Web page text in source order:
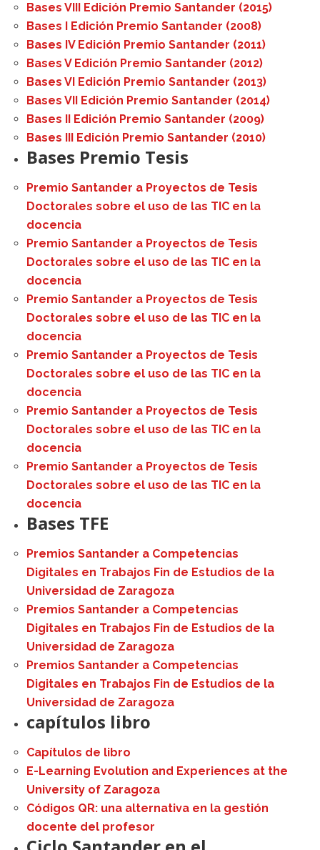
Bases VIII Edición Premio Santander (2015)
Bases I Edición Premio Santander (2008)
Bases IV Edición Premio Santander (2011)
Bases V Edición Premio Santander (2012)
Bases VI Edición Premio Santander (2013)
Bases VII Edición Premio Santander (2014)
Bases II Edición Premio Santander (2009)
Bases III Edición Premio Santander (2010)
Bases Premio Tesis
Premio Santander a Proyectos de Tesis
Doctorales sobre el uso de las TIC en la
docencia
Premio Santander a Proyectos de Tesis
Doctorales sobre el uso de las TIC en la
docencia
Premio Santander a Proyectos de Tesis
Doctorales sobre el uso de las TIC en la
docencia
Premio Santander a Proyectos de Tesis
Doctorales sobre el uso de las TIC en la
docencia
Premio Santander a Proyectos de Tesis
Doctorales sobre el uso de las TIC en la
docencia
Premio Santander a Proyectos de Tesis
Doctorales sobre el uso de las TIC en la
docencia
Bases TFE
Premios Santander a Competencias
Digitales en Trabajos Fin de Estudios de la
Universidad de Zaragoza
Premios Santander a Competencias
Digitales en Trabajos Fin de Estudios de la
Universidad de Zaragoza
Premios Santander a Competencias
Digitales en Trabajos Fin de Estudios de la
Universidad de Zaragoza
capítulos libro
Capítulos de libro
E-Learning Evolution and Experiences at the
University of Zaragoza
Códigos QR: una alternativa en la gestión
docente del profesor